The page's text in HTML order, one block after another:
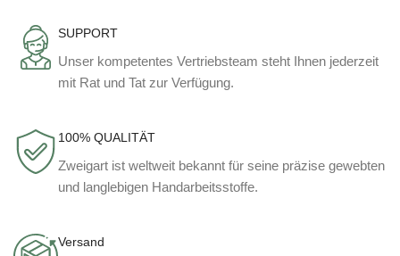
SUPPORT
Unser kompetentes Vertriebsteam steht Ihnen jederzeit
mit Rat und Tat zur Verfügung.
100% QUALITÄT
Zweigart ist weltweit bekannt für seine präzise gewebten
und langlebigen Handarbeitsstoffe.
Versand